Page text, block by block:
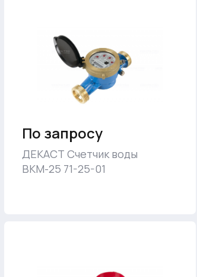
По запросу
ДЕКАСТ Счетчик воды
ВКМ-25 71-25-01